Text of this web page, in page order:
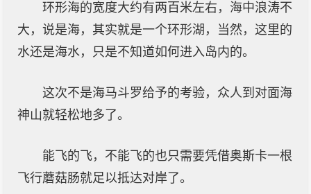
环形海的宽度大约有两百米左右，海中浪涛不
大，说是海，其实就是一个环形湖，当然，这里的
水还是海水，只是不知道如何进入岛内的。
这次不是海马斗罗给予的考验，众人到对面海
神山就轻松地多了。
能飞的飞，不能飞的也只需要凭借奥斯卡一根
飞行蘑菇肠就足以抵达对岸了。